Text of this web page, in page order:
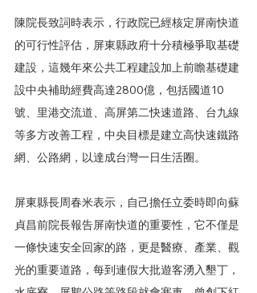
陳院長致詞時表示，行政院已經核定屏南快道
的可行性評估，屏東縣政府十分積極爭取基礎
建設，這幾年來公共工程建設加上前瞻基礎建
設中央補助經費高達2800億，包括國道10
號、里港交流道、高屏第二快速道路、台九線
等多方改善工程，中央目標是建立高快速鐵路
網、公路網，以達成台灣一日生活圈。
屏東縣長周春米表示，自己擔任立委時即向蘇
貞昌前院長報告屏南快道的重要性，它不僅是
一條快速安全回家的路，更是醫療、產業、觀
光的重要道路，每到連假大批遊客湧入墾丁，